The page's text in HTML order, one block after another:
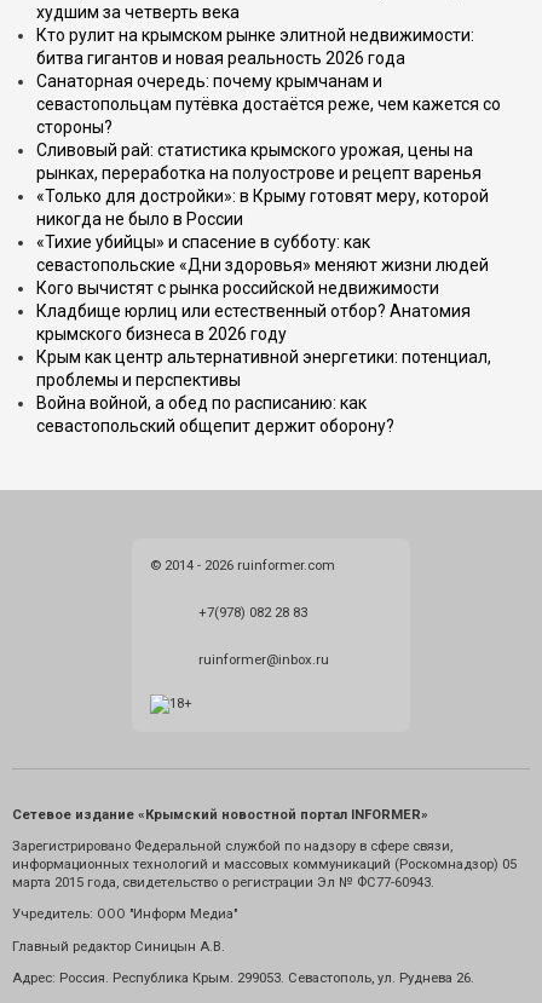
худшим за четверть века
Кто рулит на крымском рынке элитной недвижимости:
битва гигантов и новая реальность 2026 года
Санаторная очередь: почему крымчанам и
севастопольцам путёвка достаётся реже, чем кажется со
стороны?
Сливовый рай: статистика крымского урожая, цены на
рынках, переработка на полуострове и рецепт варенья
«Только для достройки»: в Крыму готовят меру, которой
никогда не было в России
«Тихие убийцы» и спасение в субботу: как
севастопольские «Дни здоровья» меняют жизни людей
Кого вычистят с рынка российской недвижимости
Кладбище юрлиц или естественный отбор? Анатомия
крымского бизнеса в 2026 году
Крым как центр альтернативной энергетики: потенциал,
проблемы и перспективы
Война войной, а обед по расписанию: как
севастопольский общепит держит оборону?
© 2014 - 2026 ruinformer.com
+7(978) 082 28 83
ruinformer@inbox.ru
Сетевое издание «Крымский новостной портал INFORMER»
Зарегистрировано Федеральной службой по надзору в сфере связи,
информационных технологий и массовых коммуникаций (Роскомнадзор) 05
марта 2015 года, свидетельство о регистрации Эл № ФС77-60943.
Учредитель: ООО "Информ Медиа"
Главный редактор Синицын А.В.
Адрес: Россия. Республика Крым. 299053. Севастополь, ул. Руднева 26.